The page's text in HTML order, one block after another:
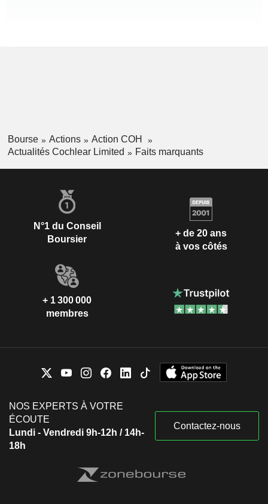
Bourse Actions
Action COH
Actualités Cochlear Limited
Faits marquants
N°1 du Conseil
Boursier
+ de 20 ans
à vos côtés
+ 1 300 000
membres
NOS EXPERTS À VOTRE
ÉCOUTE
Lundi - Vendredi 9h-12h / 14h-
18h
Contactez-nous